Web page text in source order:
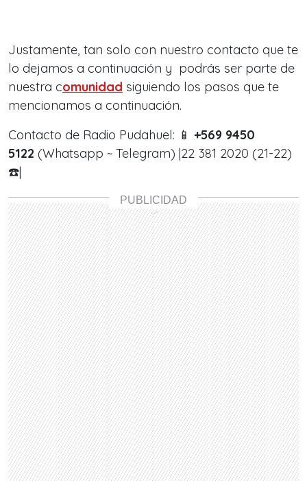
Justamente, tan solo con nuestro contacto que te
lo dejamos a continuación y podrás ser parte de
nuestra comunidad siguiendo los pasos que te
mencionamos a continuación.
Contacto de Radio Pudahuel: 📱 +569 9450
5122 (Whatsapp ~ Telegram) |22 381 2020 (21-22)
☎️|